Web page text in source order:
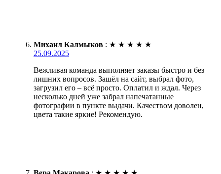
Михаил Калмыков : ★ ★ ★ ★ ★
25.09.2025
Вежливая команда выполняет заказы быстро и без
лишних вопросов. Зашёл на сайт, выбрал фото,
загрузил его – всё просто. Оплатил и ждал. Через
несколько дней уже забрал напечатанные
фотографии в пункте выдачи. Качеством доволен,
цвета такие яркие! Рекомендую.